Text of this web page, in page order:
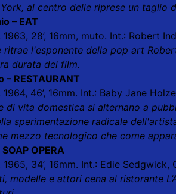
al centro delle riprese un taglio
– EAT
28’, 16mm, muto. Int.: Robert
ritrae l'esponente della pop art
durata del film.
RESTAURANT
46’, 16mm. Int.: Baby Jane
di vita domestica si alternano a
sperimentazione radicale
mezzo tecnologico che come
OPERA
34’, 16mm. Int.: Edie Sedgwick,
modelle e attori cena al ristorante